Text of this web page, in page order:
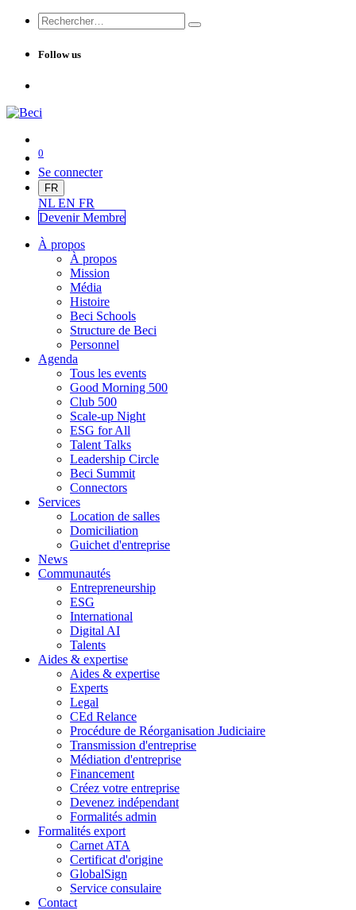
Follow us
0
Se connecter
FR
NL EN FR
Devenir Membre
À propos
À propos
Mission
Média
Histoire
Beci Schools
Structure de Beci
Personnel
Agenda
Tous les events
Good Morning 500
Club 500
Scale-up Night
ESG for All
Talent Talks
Leadership Circle
Beci Summit
Connectors
Services
Location de salles
Domiciliation
Guichet d'entreprise
News
Communautés
Entrepreneurship
ESG
International
Digital AI
Talents
Aides & expertise
Aides & expertise
Experts
Legal
CEd Relance
Procédure de Réorganisation Judiciaire
Transmission d'entreprise
Médiation d'entreprise
Financement
Créez votre entreprise
Devenez indépendant
Formalités admin
Formalités export
Carnet ATA
Certificat d'origine
GlobalSign
Service consulaire
Contact